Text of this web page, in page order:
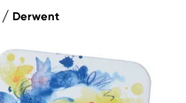
Derwent